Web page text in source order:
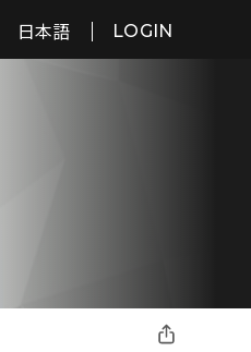
日本語 LOGIN